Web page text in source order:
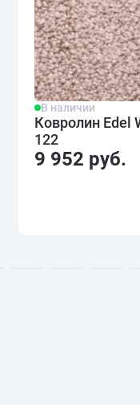
В наличии
Ковролин Edel
122
9 952 руб.